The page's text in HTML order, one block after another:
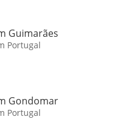
Guimarães
Portugal
Gondomar
Portugal